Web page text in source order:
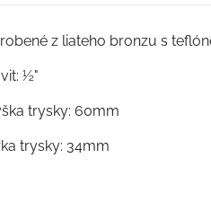
z liateho bronzu s
½"
trysky: 60mm
trysky: 34mm